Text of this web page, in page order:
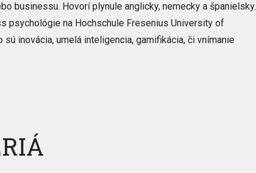
businessu. Hovorí plynule anglicky, nemecky a španielsky.
psychológie na Hochschule Fresenius University of
inovácia, umelá inteligencia, gamifikácia, či vnímanie